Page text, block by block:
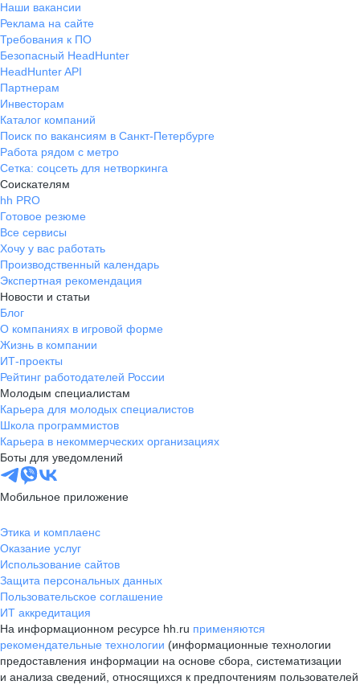
Наши вакансии
Реклама на сайте
Требования к ПО
Безопасный HeadHunter
HeadHunter API
Партнерам
Инвесторам
Каталог компаний
Поиск по вакансиям в Санкт-Петербурге
Работа рядом с метро
Сетка: соцсеть для нетворкинга
Соискателям
hh PRO
Готовое резюме
Все сервисы
Хочу у вас работать
Производственный календарь
Экспертная рекомендация
Новости и статьи
Блог
О компаниях в игровой форме
Жизнь в компании
ИТ-проекты
Рейтинг работодателей России
Молодым специалистам
Карьера для молодых специалистов
Школа программистов
Карьера в некоммерческих организациях
Боты для уведомлений
Мобильное приложение
Этика и комплаенс
Оказание услуг
Использование сайтов
Защита персональных данных
Пользовательское соглашение
ИТ аккредитация
На информационном ресурсе hh.ru применяются
рекомендательные технологии (информационные технологии
предоставления информации на основе сбора, систематизации
и анализа сведений, относящихся к предпочтениям пользователей